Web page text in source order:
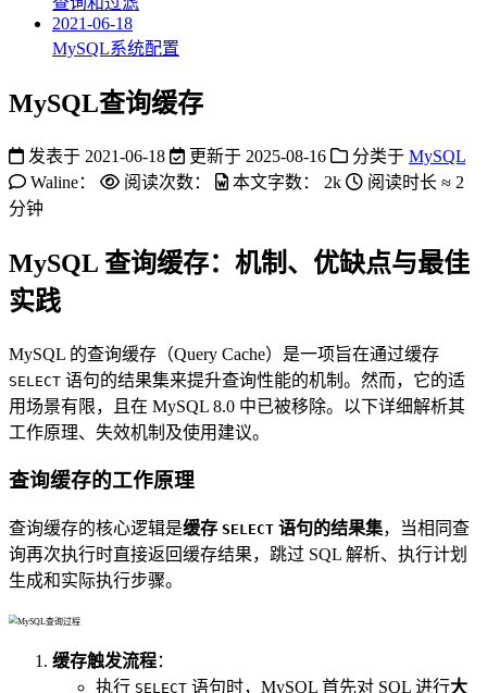
2021-06-18
MySQL系统配置
MySQL查询缓存
发表于 2021-06-18 更新于 2025-08-16 分类于 MySQL
Waline：
阅读次数： 本文字数： 2k 阅读时长 ≈ 2
分钟
MySQL 查询缓存：机制、优缺点与最佳
实践
MySQL 的查询缓存（Query Cache）是一项旨在通过缓存
SELECT 语句的结果集来提升查询性能的机制。然而，它的适
用场景有限，且在 MySQL 8.0 中已被移除。以下详细解析其
工作原理、失效机制及使用建议。
查询缓存的工作原理
查询缓存的核心逻辑是缓存 SELECT 语句的结果集，当相同查
询再次执行时直接返回缓存结果，跳过 SQL 解析、执行计划
生成和实际执行步骤。
缓存触发流程：
执行 SELECT 语句时，MySQL 首先对 SQL 进行大